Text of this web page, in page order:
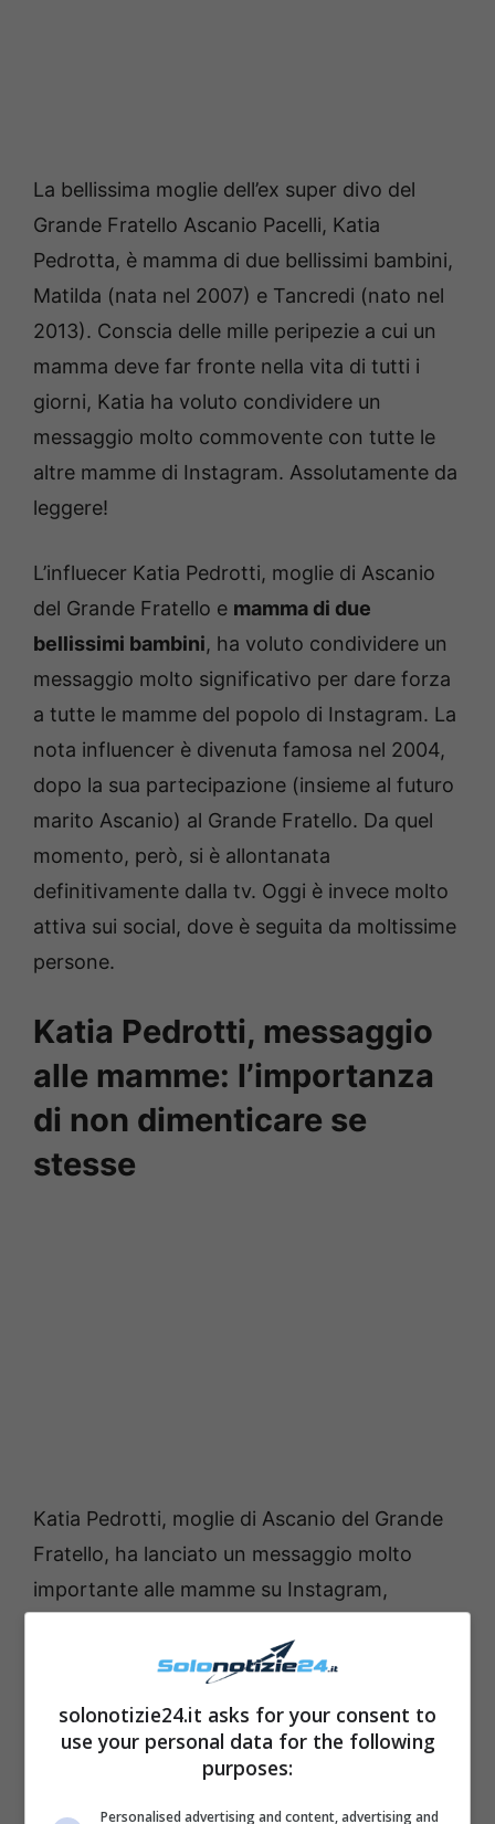
La bellissima moglie dell’ex super divo del
Grande Fratello Ascanio Pacelli, Katia
Pedrotta, è mamma di due bellissimi bambini,
Matilda (nata nel 2007) e Tancredi (nato nel
2013). Conscia delle mille peripezie a cui un
mamma deve far fronte nella vita di tutti i
giorni, Katia ha voluto condividere un
messaggio molto commovente con tutte le
altre mamme di Instagram. Assolutamente da
leggere!
L’influecer Katia Pedrotti, moglie di Ascanio
del Grande Fratello e mamma di due
bellissimi bambini, ha voluto condividere un
messaggio molto significativo per dare forza
a tutte le mamme del popolo di Instagram. La
nota influencer è divenuta famosa nel 2004,
dopo la sua partecipazione (insieme al futuro
marito Ascanio) al Grande Fratello. Da quel
momento, però, si è allontanata
definitivamente dalla tv. Oggi è invece molto
attiva sui social, dove è seguita da moltissime
persone.
Katia Pedrotti, messaggio
alle mamme: l’importanza
di non dimenticare se
stesse
Katia Pedrotti, moglie di Ascanio del Grande
Fratello, ha lanciato un messaggio molto
importante alle mamme su Instagram,
causa dei figli.
solonotizie24.it asks for your consent to
use your personal data for the following
purposes:
Personalised advertising and content, advertising and